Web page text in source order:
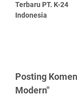
Terbaru PT. K-24
Indonesia
Posting
Modern"